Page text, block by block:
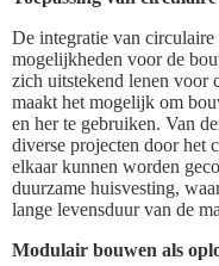
De integratie van
mogelijkheden voor de
zich uitstekend lenen voor
maakt het mogelijk om
en her te gebruiken. Van
diverse projecten door het
elkaar kunnen worden
duurzame huisvesting,
lange levensduur van de
Modulair bouwen als